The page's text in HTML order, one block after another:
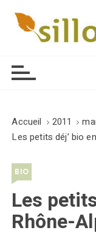
Accueil 2011 mai
Les petits déj’ bio
BIO
Les
Rhône-